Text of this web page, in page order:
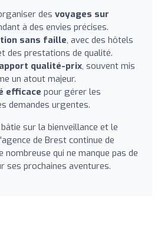
des voyages sur
à des envies précises.
sans faille, avec des hôtels
des prestations de qualité.
qualité-prix, souvent mis
un atout majeur.
efficace pour gérer les
demandes urgentes.
sur la bienveillance et le
de Brest continue de
nombreuse qui ne manque pas de
ses prochaines aventures.